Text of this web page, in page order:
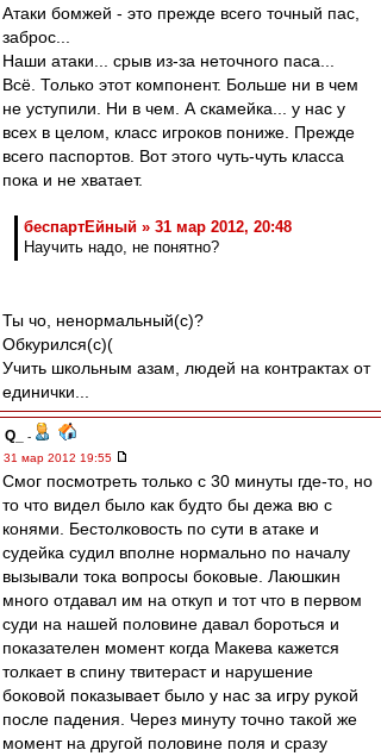
Атаки бомжей - это прежде всего точный пас,
заброс...
Наши атаки... срыв из-за неточного паса...
Всё. Только этот компонент. Больше ни в чем
не уступили. Ни в чем. А скамейка... у нас у
всех в целом, класс игроков пониже. Прежде
всего паспортов. Вот этого чуть-чуть класса
пока и не хватает.
беспартЕйный » 31 мар 2012, 20:48
Научить надо, не понятно?
Ты чо, ненормальный(с)?
Обкурился(с)(
Учить школьным азам, людей на контрактах от
единички...
Q_
-
31 мар 2012 19:55
Смог посмотреть только с 30 минуты где-то, но
то что видел было как будто бы дежа вю с
конями. Бестолковость по сути в атаке и
судейка судил вполне нормально по началу
вызывали тока вопросы боковые. Лаюшкин
много отдавал им на откуп и тот что в первом
суди на нашей половине давал бороться и
показателен момент когда Макева кажется
толкает в спину твитераст и нарушение
боковой показывает было у нас за игру рукой
после падения. Через минуту точно такой же
момент на другой половине поля и сразу